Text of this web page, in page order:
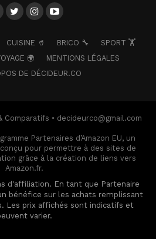
CUISINE 🥤 BRICO 🔧
SPORT 🏋️
🌍
MENTIONS LÉGALES
DE DÉCIDEUR.CO
Comparatifs • decideurco@gmail.com
Partenaires d’Amazon EU, un
pour permettre à des sites de
grâce à la création de liens vers
Amazon.fr.
d'affiliation. En tant que Partenaire
bénéfice sur les achats remplissant
Les prix affichés sont indicatifs et
varier.